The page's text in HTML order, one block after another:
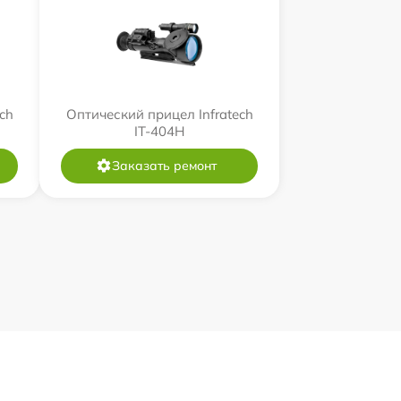
Оптический прицел Infratech
IT-404H
Заказать ремонт